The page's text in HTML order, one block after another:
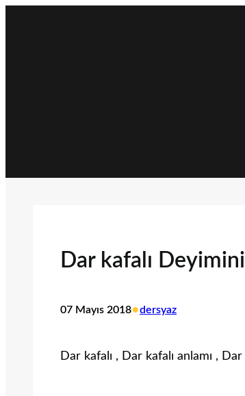
Dar kafalı
07 Mayıs 2018•dersyaz
Dar kafalı , Dar kafalı anlamı ,